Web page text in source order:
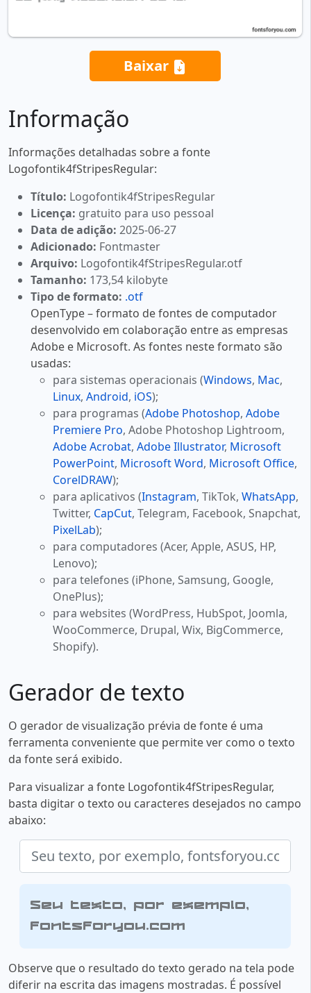
Baixar
Informação
Informações detalhadas sobre a fonte
Logofontik4fStripesRegular:
Título: Logofontik4fStripesRegular
Licença: gratuito para uso pessoal
Data de adição: 2025-06-27
Adicionado: Fontmaster
Arquivo: Logofontik4fStripesRegular.otf
Tamanho: 173,54 kilobyte
Tipo de formato: .otf
OpenType – formato de fontes de computador
desenvolvido em colaboração entre as empresas
Adobe e Microsoft. As fontes neste formato são
usadas:
para sistemas operacionais (Windows, Mac,
Linux, Android, iOS);
para programas (Adobe Photoshop, Adobe
Premiere Pro, Adobe Photoshop Lightroom,
Adobe Acrobat, Adobe Illustrator, Microsoft
PowerPoint, Microsoft Word, Microsoft Office,
CorelDRAW);
para aplicativos (Instagram, TikTok, WhatsApp,
Twitter, CapCut, Telegram, Facebook, Snapchat,
PixelLab);
para computadores (Acer, Apple, ASUS, HP,
Lenovo);
para telefones (iPhone, Samsung, Google,
OnePlus);
para websites (WordPress, HubSpot, Joomla,
WooCommerce, Drupal, Wix, BigCommerce,
Shopify).
Gerador de texto
O gerador de visualização prévia de fonte é uma
ferramenta conveniente que permite ver como o texto
da fonte será exibido.
Para visualizar a fonte Logofontik4fStripesRegular,
basta digitar o texto ou caracteres desejados no campo
abaixo:
Seu texto, por exemplo,
fontsforyou.com
Observe que o resultado do texto gerado na tela pode
diferir na escrita das imagens mostradas. É possível